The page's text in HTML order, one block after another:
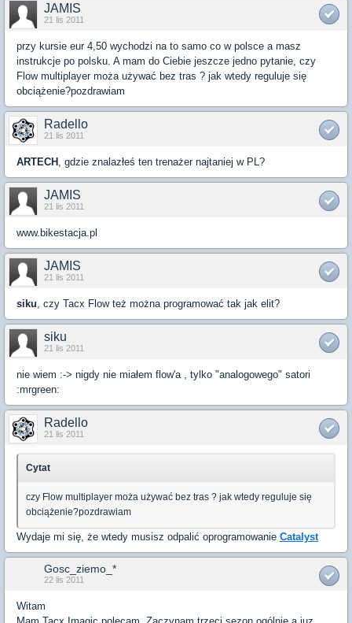
JAMIS
21 lis 2011
przy kursie eur 4,50 wychodzi na to samo co w polsce a masz
instrukcje po polsku. A mam do Ciebie jeszcze jedno pytanie, czy
Flow multiplayer moża używać bez tras ? jak wtedy reguluje się
obciążenie?pozdrawiam
Radello
21 lis 2011
ARTECH , gdzie znalazłeś ten trenażer najtaniej w PL?
JAMIS
21 lis 2011
www.bikestacja.pl
JAMIS
21 lis 2011
siku , czy Tacx Flow też można programować tak jak elit?
siku
21 lis 2011
nie wiem :-> nigdy nie miałem flow'a , tylko "analogowego" satori
:mrgreen:
Radello
21 lis 2011
Cytat
czy Flow multiplayer moża używać bez tras ? jak wtedy reguluje się
obciążenie?pozdrawiam
Wydaje mi się, że wtedy musisz odpalić oprogramowanie Catalyst
Gosc_ziemo_*
22 lis 2011
Witam